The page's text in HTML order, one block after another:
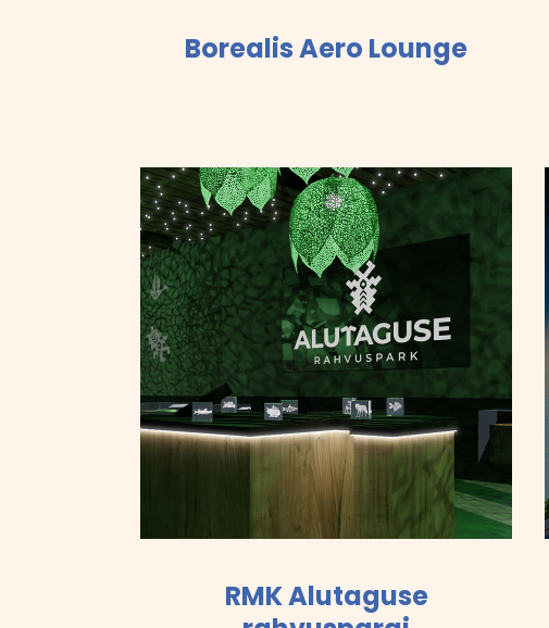
Borealis Aero Lounge
RMK Alutaguse